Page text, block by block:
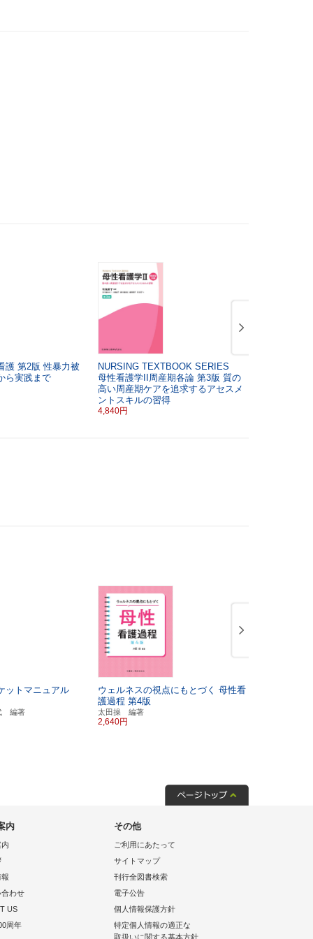
護 第2版 性暴力被
ら実践まで
NURSING TEXTBOOK SERIES
母性看護学II周産期各論 第3版 質の
高い周産期ケアを追求するアセスメ
ントスキルの習得
4,840円
ットマニュアル
編著
ウェルネスの視点にもとづく 母性看
護過程 第4版
太田操 編著
2,640円
内
合わせ
US
周年
その他
ご利用にあたって
サイトマップ
刊行全図書検索
電子公告
個人情報保護方針
特定個人情報の適正な
取扱いに関する基本方針